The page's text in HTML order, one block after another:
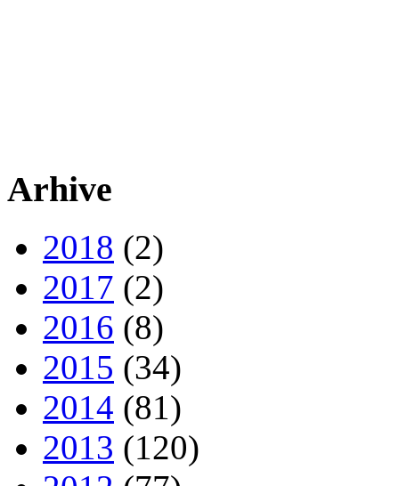
Arhive
2018 (2)
2017 (2)
2016 (8)
2015 (34)
2014 (81)
2013 (120)